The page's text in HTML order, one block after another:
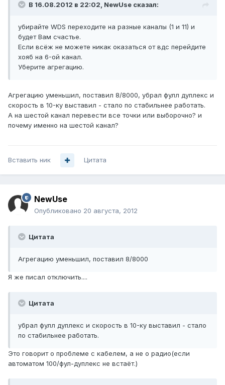
В 16.08.2012 в 22:02, NewUse сказал:
убирайте WDS переходите на разные каналы (1 и 11) и
будет Вам счастье.
Если всёж не можете никак оказаться от вдс перейдите
хояб на 6-ой канал.
Уберите агрегацию.
Агрегацию уменьшил, поставил 8/8000, убрал фулл дуплекс и
скорость в 10-ку выставил - стало по стабильнее работать.
А на шестой канал перевести все точки или выборочно? и
почему именно на шестой канал?
Вставить ник Цитата
NewUse
Опубликовано 20 августа, 2012
Цитата
Агрегацию уменьшил, поставил 8/8000
Я же писал отключить....
Цитата
убрал фулл дуплекс и скорость в 10-ку выставил - стало
по стабильнее работать.
Это говорит о проблеме с кабелем, а не о радио(если
автоматом 100/фул-дуплекс не встаёт.)